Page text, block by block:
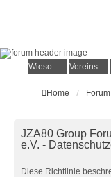
Wieso der e.V.? Vereinsmitglied werden
Home Forum
JZA80 Group
e.V. -
Diese Richtlinie